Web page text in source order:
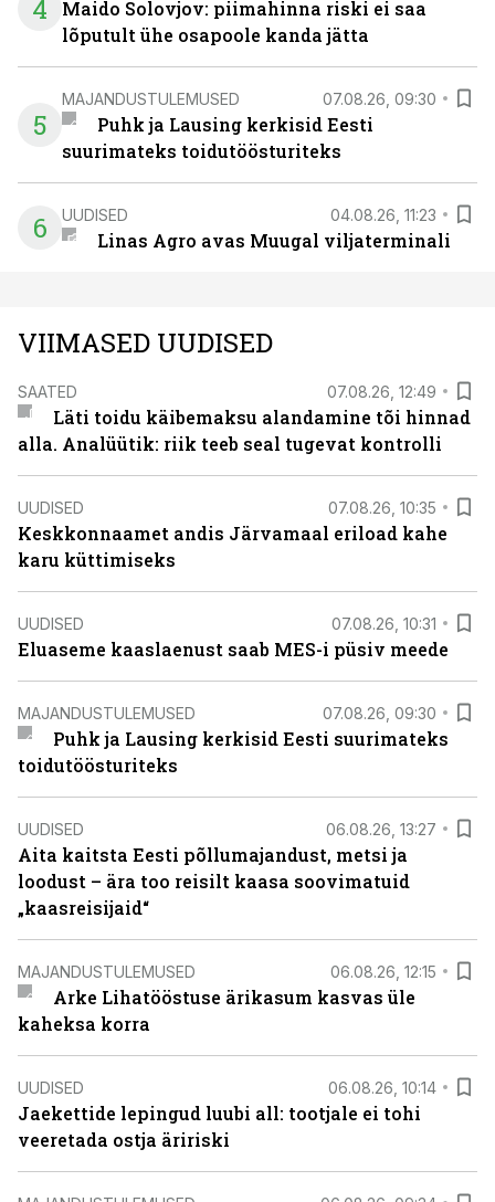
4
Maido Solovjov: piimahinna riski ei saa
lõputult ühe osapoole kanda jätta
5
MAJANDUSTULEMUSED 07.08.26, 09:30
Puhk ja Lausing kerkisid Eesti
suurimateks toidutöösturiteks
6 UUDISED 04.08.26, 11:23
Linas Agro avas Muugal viljaterminali
VIIMASED UUDISED
SAATED 07.08.26, 12:49
Läti toidu käibemaksu alandamine tõi hinnad
alla. Analüütik: riik teeb seal tugevat kontrolli
UUDISED 07.08.26, 10:35
Keskkonnaamet andis Järvamaal eriload kahe
karu küttimiseks
UUDISED 07.08.26, 10:31
Eluaseme kaaslaenust saab MES-i püsiv meede
MAJANDUSTULEMUSED 07.08.26, 09:30
Puhk ja Lausing kerkisid Eesti suurimateks
toidutöösturiteks
UUDISED 06.08.26, 13:27
Aita kaitsta Eesti põllumajandust, metsi ja
loodust – ära too reisilt kaasa soovimatuid
„kaasreisijaid“
MAJANDUSTULEMUSED 06.08.26, 12:15
Arke Lihatööstuse ärikasum kasvas üle
kaheksa korra
UUDISED 06.08.26, 10:14
Jaekettide lepingud luubi all: tootjale ei tohi
veeretada ostja äririski